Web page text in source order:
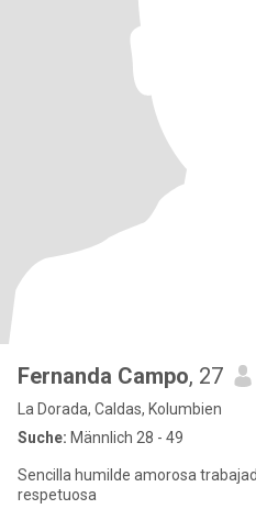
Fernanda Campo, 27
La Dorada, Caldas, Kolumbien
Suche: Männlich 28 - 49
Sencilla humilde amorosa
respetuosa